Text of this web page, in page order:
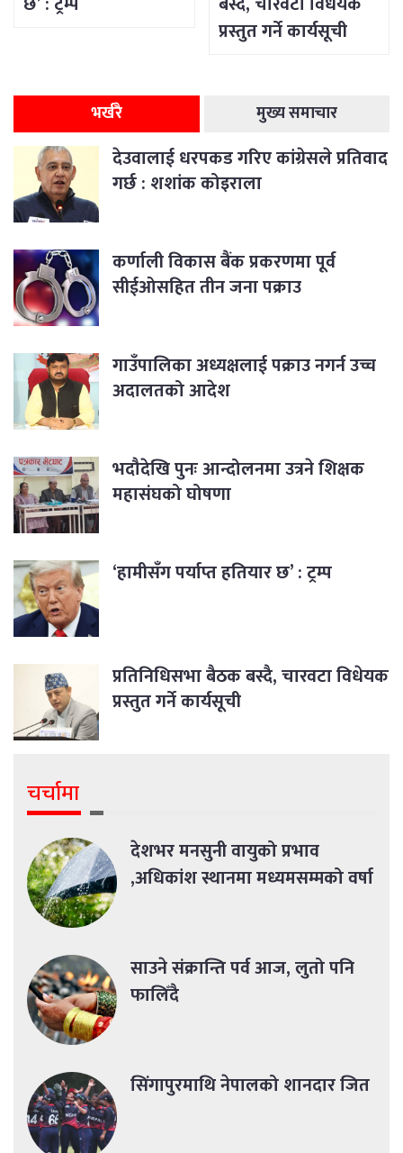
प्रस्तुत गर्ने कार्यसूची
भर्खरै मुख्य समाचार
देउवालाई धरपकड गरिए कांग्रेसले प्रतिवाद
गर्छ : शशांक कोइराला
कर्णाली विकास बैंक प्रकरणमा पूर्व
सीईओसहित तीन जना पक्राउ
गाउँपालिका अध्यक्षलाई पक्राउ नगर्न उच्च
अदालतको आदेश
भदौदेखि पुनः आन्दोलनमा उत्रने शिक्षक
महासंघको घोषणा
‘हामीसँग पर्याप्त हतियार छ’ : ट्रम्प
प्रतिनिधिसभा बैठक बस्दै, चारवटा विधेयक
प्रस्तुत गर्ने कार्यसूची
चर्चामा
देशभर मनसुनी वायुको प्रभाव
,अधिकांश स्थानमा मध्यमसम्मको वर्षा
साउने संक्रान्ति पर्व आज, लुतो पनि
फालिँदै
सिंगापुरमाथि नेपालको शानदार जित